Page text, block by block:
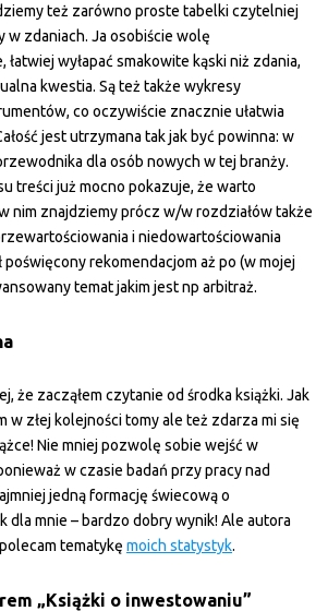
też zarówno proste tabelki czytelniej
zdaniach. Ja osobiście wolę
wyłapać smakowite kąski niż zdania,
kwestia. Są też także wykresy
co oczywiście znacznie ułatwia
jest utrzymana tak jak być powinna: w
dla osób nowych w tej branży.
treści już mocno pokazuje, że warto
nim znajdziemy prócz w/w rozdziałów także
i niedowartościowania
poświęcony rekomendacjom aż po (w mojej
temat jakim jest np arbitraż.
że zacząłem czytanie od środka książki. Jak
w złej kolejności tomy ale też zdarza mi się
Nie mniej pozwolę sobie wejść w
w czasie badań przy pracy nad
jedną formację świecową o
dla mnie – bardzo dobry wynik! Ale autora
tematykę moich statystyk.
„Książki o inwestowaniu”